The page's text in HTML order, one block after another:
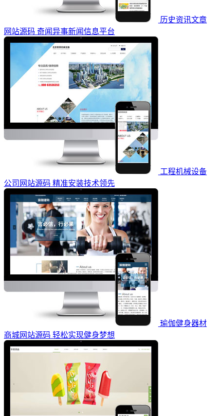
历史资讯文章
网站源码 奇闻异事新闻信息平台
工程机械设备
公司网站源码 精准安装技术领先
瑜伽健身器材
商城网站源码 轻松实现健身梦想